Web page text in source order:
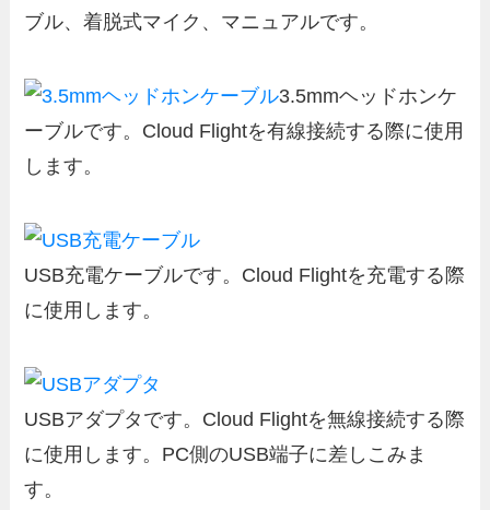
ブル、着脱式マイク、マニュアルです。
3.5mmヘッドホンケ
ーブルです。Cloud Flightを有線接続する際に使用
します。
USB充電ケーブルです。Cloud Flightを充電する際
に使用します。
USBアダプタです。Cloud Flightを無線接続する際
に使用します。PC側のUSB端子に差しこみま
す。